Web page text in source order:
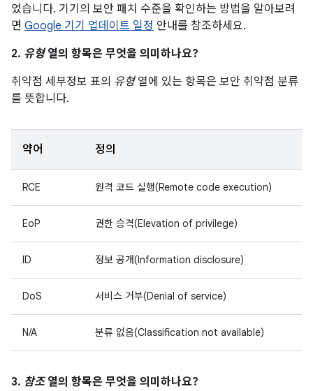
었습니다. 기기의 보안 패치 수준을 확인하는 방법을 알아보려
면 Google 기기 업데이트 일정 안내를 참조하세요.
2. 유형열의 항목은 무엇을 의미하나요?
취약점 세부정보 표의 유형열에 있는 항목은 보안 취약점 분류
를 뜻합니다.
약어 정의
RCE 원격 코드 실행(Remote code execution)
EoP 권한 승격(Elevation of privilege)
ID 정보 공개(Information disclosure)
DoS 서비스 거부(Denial of service)
N/A 분류 없음(Classification not available)
3. 참조열의 항목은 무엇을 의미하나요?